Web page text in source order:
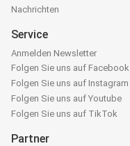
Nachrichten
Service
Anmelden Newsletter
Folgen Sie uns auf Facebook
Folgen Sie uns auf Instagram
Folgen Sie uns auf Youtube
Folgen Sie uns auf TikTok
Partner